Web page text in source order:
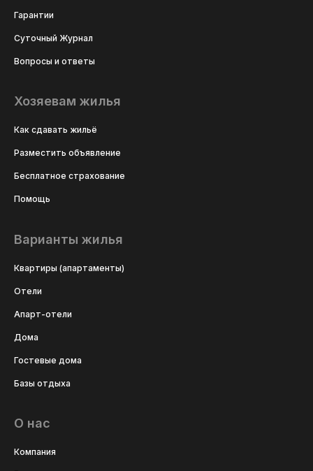
Гарантии
Суточный Журнал
Вопросы и ответы
Хозяевам жилья
Как сдавать жильё
Разместить объявление
Бесплатное страхование
Помощь
Варианты жилья
Квартиры (апартаменты)
Отели
Апарт-отели
Дома
Гостевые дома
Базы отдыха
О нас
Компания